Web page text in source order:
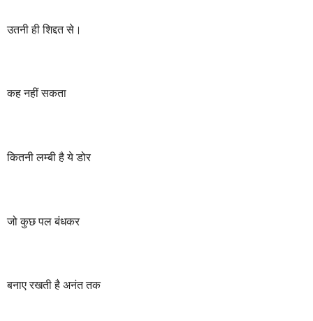
उतनी ही शिद्दत से।
कह नहीं सकता
कितनी लम्बी है ये डोर
जो कुछ पल बंधकर
बनाए रखती है अनंत तक